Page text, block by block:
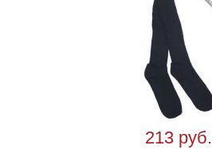
213 руб.